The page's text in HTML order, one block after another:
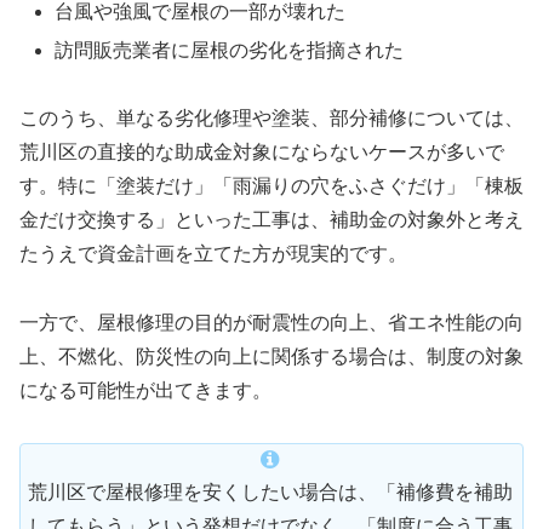
台風や強風で屋根の一部が壊れた
訪問販売業者に屋根の劣化を指摘された
このうち、単なる劣化修理や塗装、部分補修については、
荒川区の直接的な助成金対象にならないケースが多いで
す。特に「塗装だけ」「雨漏りの穴をふさぐだけ」「棟板
金だけ交換する」といった工事は、補助金の対象外と考え
たうえで資金計画を立てた方が現実的です。
一方で、屋根修理の目的が耐震性の向上、省エネ性能の向
上、不燃化、防災性の向上に関係する場合は、制度の対象
になる可能性が出てきます。
荒川区で屋根修理を安くしたい場合は、「補修費を補助